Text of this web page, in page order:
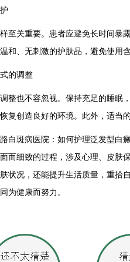
关重要。患者应避免长时间暴
和、无刺激的护肤品，避免使用
的调整
也不容忽视。保持充足的睡眠
复创造良好的环境。此外，适当
斑病医院：如何护理泛发型白
而细致的过程，涉及心理、皮肤
状况，还能提升生活质量，重拾
为健康而努力。